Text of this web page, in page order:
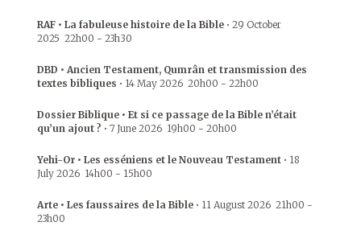
RAF • La fabuleuse histoire de la Bible • 29 October
2025 22h00 - 23h30
DBD • Ancien Testament, Qumrân et transmission des
textes bibliques • 14 May 2026 20h00 - 22h00
Dossier Biblique • Et si ce passage de la Bible n’était
qu’un ajout ? • 7 June 2026 19h00 - 20h00
Yehi-Or • Les esséniens et le Nouveau Testament • 18
July 2026 14h00 - 15h00
Arte • Les faussaires de la Bible • 11 August 2026 21h00 -
23h00